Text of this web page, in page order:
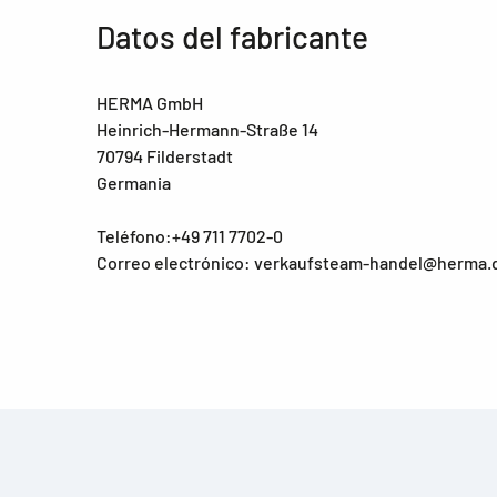
Datos del fabricante
HERMA GmbH
Heinrich-Hermann-Straße 14
70794 Filderstadt
Germania
Teléfono:+49 711 7702-0
Correo electrónico: verkaufsteam-